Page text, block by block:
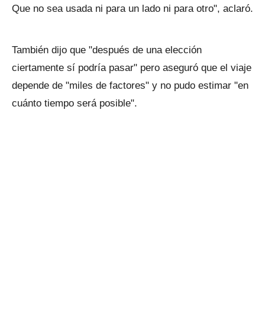
Que no sea usada ni para un lado ni para otro", aclaró.
También dijo que "después de una elección
ciertamente sí podría pasar" pero aseguró que el viaje
depende de "miles de factores" y no pudo estimar "en
cuánto tiempo será posible".